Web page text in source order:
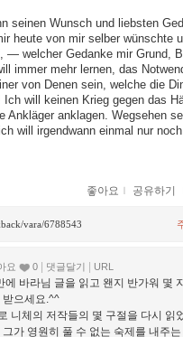
seinen Wunsch und liebsten
heute von mir selber wünschte
— welcher Gedanke mir Grund,
immer mehr lernen, das
von Denen sein, welche die
will keinen Krieg gegen das
anklagen. Wegsehen
will irgendwann einmal nur
좋아요 ｌ 공유하기
vara/6788543
요 0 댓글달기 URL
에 바라님 글을 읽고 왠지 반가워 몇
받으세요.^^
니체의 저작들의 몇 구절을 다시 읽
가 영원히 풀 수 없는 숙제를 내주